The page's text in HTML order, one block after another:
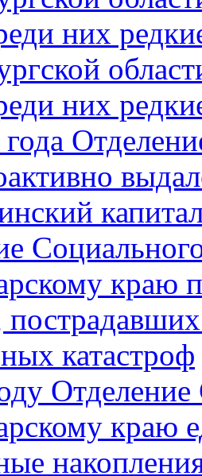
них
них
года
краю
катастроф
краю